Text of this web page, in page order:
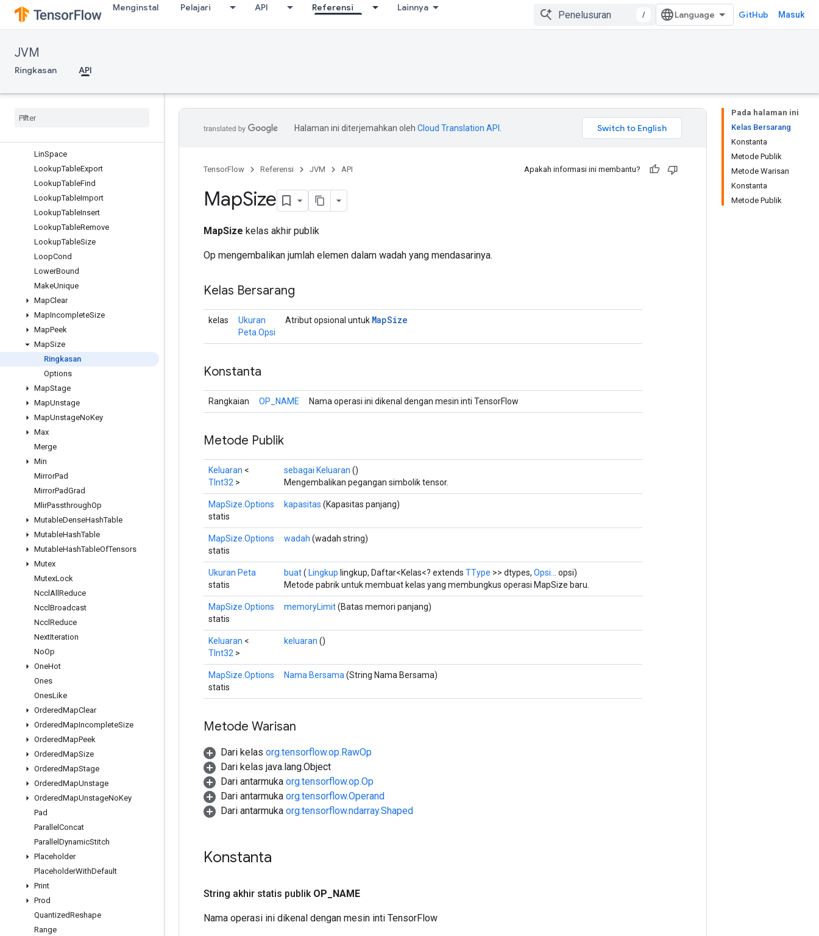
Menginstal Pelajari API Referensi Lainnya
/ GitHub Masuk
JVM
Ringkasan API
IdentityN
ImmutableConst
InitializeTable
InitializeTableFromTextFile
InplaceSub
LinSpace
LookupTableExport
LookupTableFind
LookupTableImport
LookupTableInsert
LookupTableRemove
LookupTableSize
LoopCond
LowerBound
MakeUnique
MapClear
MapIncompleteSize
MapPeek
MapSize
Ringkasan
Options
MapStage
MapUnstage
MapUnstageNoKey
Max
Merge
Min
MirrorPad
MirrorPadGrad
MlirPassthroughOp
MutableDenseHashTable
MutableHashTable
MutableHashTableOfTensors
Mutex
MutexLock
Nccl All Reduce
Nccl Broadcast
Nccl Reduce
NextIteration
NoOp
OneHot
Ones
OnesLike
OrderedMapClear
OrderedMapIncompleteSize
OrderedMapPeek
OrderedMapSize
OrderedMapStage
OrderedMapUnstage
OrderedMapUnstageNoKey
Pad
Parallel Concat
Parallel DynamicStitch
Placeholder
PlaceholderWithDefault
Print
Prod
QuantizedReshape
Range
Pada halaman ini
Kelas Bersarang
Konstanta
Metode Publik
Metode Warisan
Konstanta
Metode Publik
Halaman ini diterjemahkan oleh Cloud Translation API
TensorFlow Referensi JVM API Apakah informasi ini membantu?
MapSize
MapSize kelas akhir publik
Op mengembalikan jumlah elemen dalam wadah yang mendasarinya.
Kelas Bersarang
kelas
Ukuran
Peta.Opsi
Atribut opsional untuk MapSize
Konstanta
Rangkaian OP_NAME Nama operasi ini dikenal dengan mesin inti TensorFlow
Metode Publik
Keluaran <
TInt32 >
sebagai Keluaran ()
Mengembalikan pegangan simbolik tensor.
MapSize.Options
statis
kapasitas (Kapasitas panjang)
MapSize.Options
statis
wadah (wadah string)
Ukuran Peta
statis
buat( Lingkup lingkup, Daftar<Kelas<? extends TType >> dtypes, Opsi...
opsi)
Metode pabrik untuk membuat kelas yang membungkus operasi MapSize baru.
MapSize.Options
statis
memoryLimit(Batas memori panjang)
Keluaran <
TInt32 >
keluaran ()
MapSize.Options
statis
Nama Bersama (String Nama Bersama)
Metode Warisan
Dari kelas org.tensorflow.op.RawOp
Dari kelas java.lang.Object
Dari antarmuka org.tensorflow.op.Op
Dari antarmuka org.tensorflow.Operand
Dari antarmuka org.tensorflow.ndarray.Shaped
Konstanta
String akhir statis publik OP NAME
Nama operasi ini dikenal dengan mesin inti TensorFlow